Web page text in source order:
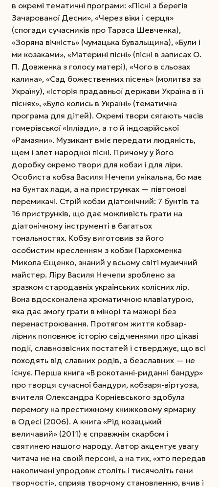
в окремі тематичні програми: «Пісні з берегів
Зачарованої Десни», «Через віки і серця»
(спогади сучасників про Тараса Шевченка),
«Зоряна віч­ність» (чумацька бувальщина), «Були і
ми козаками», «Материні пісні» (пісні в записах О.
П. Дов­женка з голосу матері), «Чого в сльозах
калина», «Сад божественних пісень» (молитва за
Україну), «Історія прадавньої держави Україна в її
піснях», «Було колись в Україні» (тематична
програма для дітей). Окремі твори сягають часів
гомерівської «Ілліади», а то й індо­арійської
«Рамаяни». Музикант вміє передати людяність,
щем і злет народної пісні. Причому у його
доробку окремо твори для кобзи і для ліри.
Особиста кобза Василя Нечепи унікальна, бо має
на бунтах лади, а на приструнках — півтонові
перемикачі. Стрій кобзи діатонічний: 7 бунтів та
16 приструнків, що дає можливість грати на
діатонічному інструменті в багатьох
тональностях. Кобзу виготовив за його
особистим кресленням з кобзи Пархоменка
Микола Єщенко, знаний у всьому світі музичний
майстер. Ліру Василя Нечепи зроблено за
зразком стародавніх українських колісних лір.
Вона вдосконалена хроматичною клавіатурою,
яка дає змогу грати в мінорі та мажорі без
перенастроювання. Протягом життя кобзар-
лірник поповнює історію свідченнями про цікаві
події, славнозвісних постатей і стверджує, що всі
походять від славних родів, а безславних — не
існує. Перша книга «В рокотанні-риданні бандур»
про творця сучасної бандури, кобзаря-віртуоза,
вчителя Олександра Корнієвського здобула
перемогу на престижному книжковому ярмарку
в Одесі (2006). А книга «Рід козацький
величавий» (2011) є справжнім скарбом і
святинею нашого народу. Автор акцентує увагу
читача не на своїй персоні, а на тих, «хто передав
накопичені упродовж століть і тисячоліть гени
творчості», сприяв творчому становленню, вчив і